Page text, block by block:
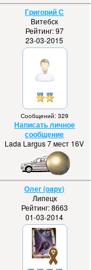
Григорий С
Витебск
Рейтинг: 97
23-03-2015
Сообщений: 329
Написать личное
сообщение
Lada Largus 7 мест 16V
Олег (oapv)
Липецк
Рейтинг: 8663
01-03-2014